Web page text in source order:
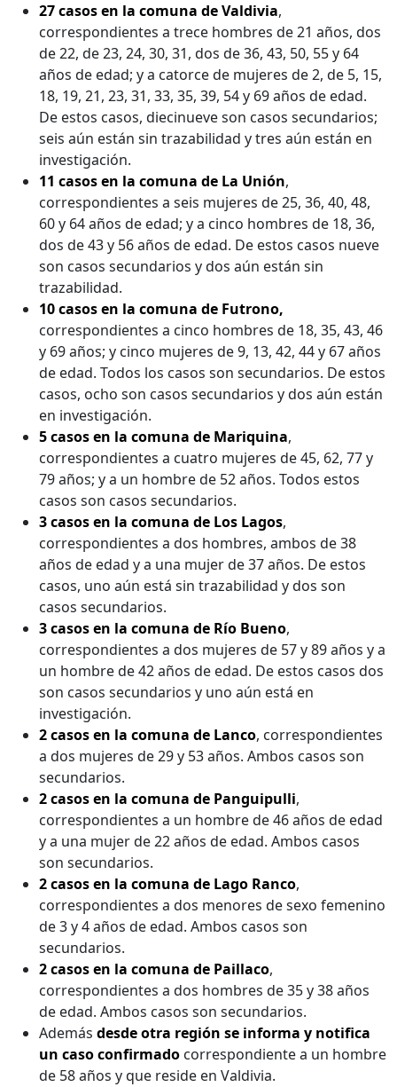
27 casos en la comuna de Valdivia,
correspondientes a trece hombres de 21 años, dos
de 22, de 23, 24, 30, 31, dos de 36, 43, 50, 55 y 64
años de edad; y a catorce de mujeres de 2, de 5, 15,
18, 19, 21, 23, 31, 33, 35, 39, 54 y 69 años de edad.
De estos casos, diecinueve son casos secundarios;
seis aún están sin trazabilidad y tres aún están en
investigación.
11 casos en la comuna de La Unión,
correspondientes a seis mujeres de 25, 36, 40, 48,
60 y 64 años de edad; y a cinco hombres de 18, 36,
dos de 43 y 56 años de edad. De estos casos nueve
son casos secundarios y dos aún están sin
trazabilidad.
10 casos en la comuna de Futrono,
correspondientes a cinco hombres de 18, 35, 43, 46
y 69 años; y cinco mujeres de 9, 13, 42, 44 y 67 años
de edad. Todos los casos son secundarios. De estos
casos, ocho son casos secundarios y dos aún están
en investigación.
5 casos en la comuna de Mariquina,
correspondientes a cuatro mujeres de 45, 62, 77 y
79 años; y a un hombre de 52 años. Todos estos
casos son casos secundarios.
3 casos en la comuna de Los Lagos,
correspondientes a dos hombres, ambos de 38
años de edad y a una mujer de 37 años. De estos
casos, uno aún está sin trazabilidad y dos son
casos secundarios.
3 casos en la comuna de Río Bueno,
correspondientes a dos mujeres de 57 y 89 años y a
un hombre de 42 años de edad. De estos casos dos
son casos secundarios y uno aún está en
investigación.
2 casos en la comuna de Lanco, correspondientes
a dos mujeres de 29 y 53 años. Ambos casos son
secundarios.
2 casos en la comuna de Panguipulli,
correspondientes a un hombre de 46 años de edad
y a una mujer de 22 años de edad. Ambos casos
son secundarios.
2 casos en la comuna de Lago Ranco,
correspondientes a dos menores de sexo femenino
de 3 y 4 años de edad. Ambos casos son
secundarios.
2 casos en la comuna de Paillaco,
correspondientes a dos hombres de 35 y 38 años
de edad. Ambos casos son secundarios.
Además desde otra región se informa y notifica
un caso confirmado correspondiente a un hombre
de 58 años y que reside en Valdivia.